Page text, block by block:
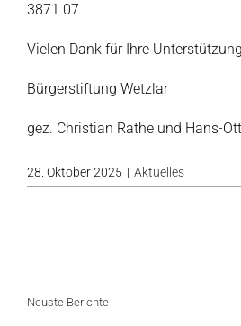
3871 07
Vielen Dank für Ihre
Bürgerstiftung Wetzlar
gez. Christian Rathe und Hans-
28. Oktober 2025 | Aktuelles
Neuste Berichte